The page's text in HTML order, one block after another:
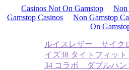
Casinos Not On Gamstop Non
Gamstop Casinos
Non Gamstop
On
ルイスレザー サイク
イズ38 タイトフィット
34 コラボ ダブルハン